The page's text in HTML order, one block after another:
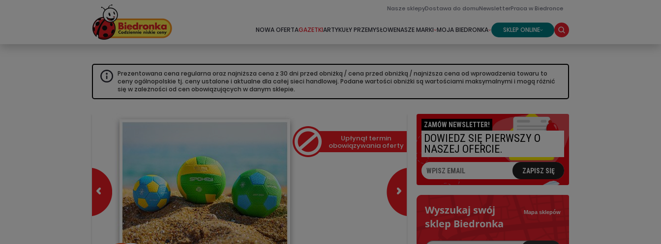
Nasze sklepyDostawa do domuNewsletterPraca w Biedronce
NOWA OFERTAGAZETKIARTYKUŁY PRZEMYSŁOWENASZE MARKI MOJA BIEDRONKA SKLEP ONLINE
Prezentowana cena regularna oraz najniższa cena z 30 dni przed obniżką / cena przed obniżką / najniższa cena od wprowadzenia towaru to
ceny ogólnopolskie tj. ceny ustalone i aktualne dla całej sieci handlowej. Podane wartości obniżki są wartościami maksymalnymi i mogą różnić
się w zależności od cen obowiązujących w danym sklepie.
Upłynął termin
obowiązywania oferty
ZAMÓW NEWSLETTER!
DOWIEDZ SIĘ PIERWSZY O
NASZEJ OFERCIE.
ZAPISZ SIĘ
Wyszukaj swój
sklep Biedronka
Mapa sklepów